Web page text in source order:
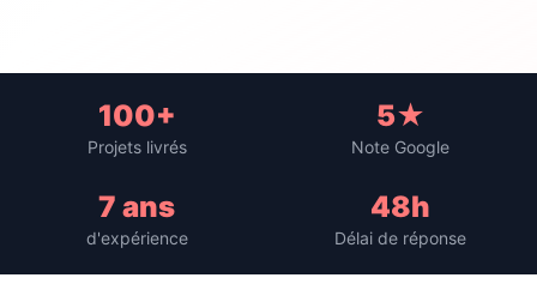
100+
Projets livrés
5★
Note Google
7 ans
d'expérience
48h
Délai de réponse